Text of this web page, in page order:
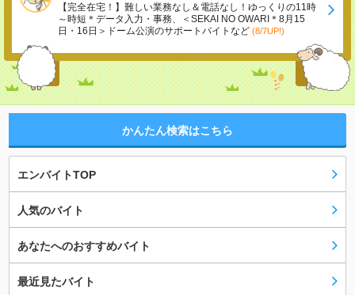
【完全在宅！】難しい業務なし＆電話なし！ゆっくりの11時
～時短＊データ入力・事務、＜SEKAI NO OWARI＊8月15
日・16日＞ドーム公演のサポートバイトなど (8/7UP!)
かんたん検索はこちら
エンバイトTOP
人気のバイト
あなたへのおすすめバイト
最近見たバイト